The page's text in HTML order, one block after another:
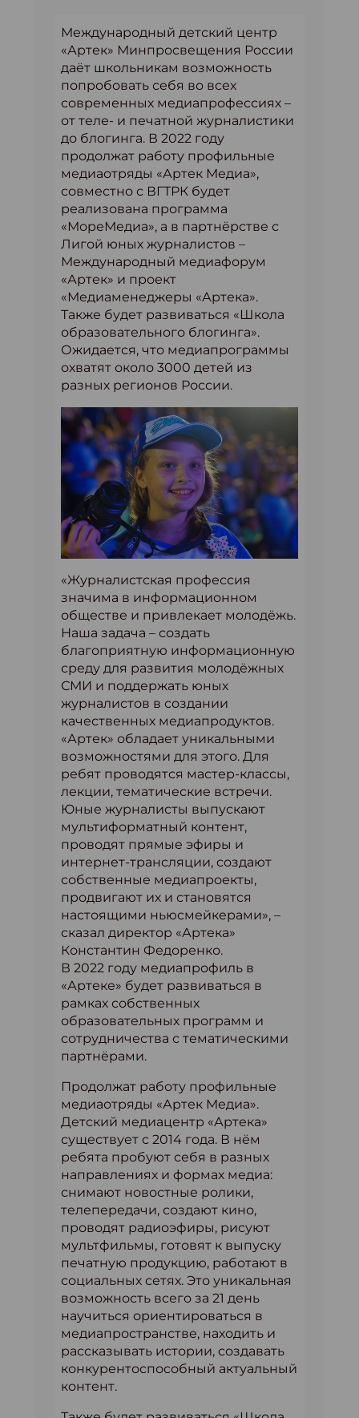
Международный детский центр
«Артек» Минпросвещения России
даёт школьникам возможность
попробовать себя во всех
современных медиапрофессиях –
от теле- и печатной журналистики
до блогинга. В 2022 году
продолжат работу профильные
медиаотряды «Артек Медиа»,
совместно с ВГТРК будет
реализована программа
«МореМедиа», а в партнёрстве с
Лигой юных журналистов –
Международный медиафорум
«Артек» и проект
«Медиаменеджеры «Артека».
Также будет развиваться «Школа
образовательного блогинга».
Ожидается, что медиапрограммы
охватят около 3000 детей из
разных регионов России.
«Журналистская профессия
значима в информационном
обществе и привлекает молодёжь.
Наша задача – создать
благоприятную информационную
среду для развития молодёжных
СМИ и поддержать юных
журналистов в создании
качественных медиапродуктов.
«Артек» обладает уникальными
возможностями для этого. Для
ребят проводятся мастер-классы,
лекции, тематические встречи.
Юные журналисты выпускают
мультиформатный контент,
проводят прямые эфиры и
интернет-трансляции, создают
собственные медиапроекты,
продвигают их и становятся
настоящими ньюсмейкерами», –
сказал директор «Артека»
Константин Федоренко.
В 2022 году медиапрофиль в
«Артеке» будет развиваться в
рамках собственных
образовательных программ и
сотрудничества с тематическими
партнёрами.
Продолжат работу профильные
медиаотряды «Артек Медиа».
Детский медиацентр «Артека»
существует с 2014 года. В нём
ребята пробуют себя в разных
направлениях и формах медиа:
снимают новостные ролики,
телепередачи, создают кино,
проводят радиоэфиры, рисуют
мультфильмы, готовят к выпуску
печатную продукцию, работают в
социальных сетях. Это уникальная
возможность всего за 21 день
научиться ориентироваться в
медиапространстве, находить и
рассказывать истории, создавать
конкурентоспособный актуальный
контент.